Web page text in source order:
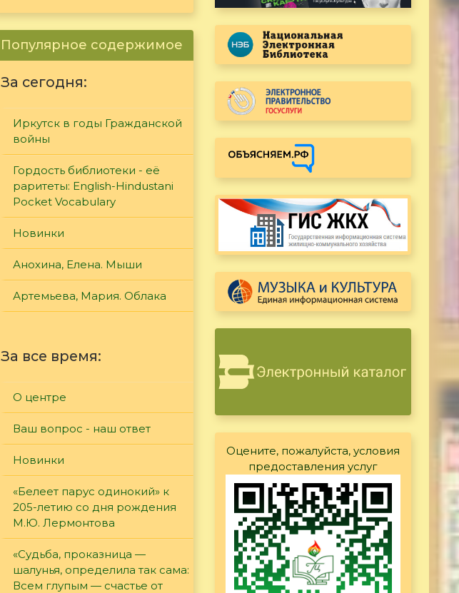
Популярное содержимое
За сегодня:
Иркутск в годы Гражданской
войны
Гордость библиотеки - её
раритеты: English-Hindustani
Pocket Vocabulary
Новинки
Анохина, Елена. Мыши
Артемьева, Мария. Облака
За все время:
О центре
Ваш вопрос - наш ответ
Новинки
«Белеет парус одинокий» к
205-летию со дня рождения
М.Ю. Лермонтова
«Судьба, проказница —
шалунья, определила так сама:
Всем глупым — счастье от
Оцените, пожалуйста, условия
предоставления услуг